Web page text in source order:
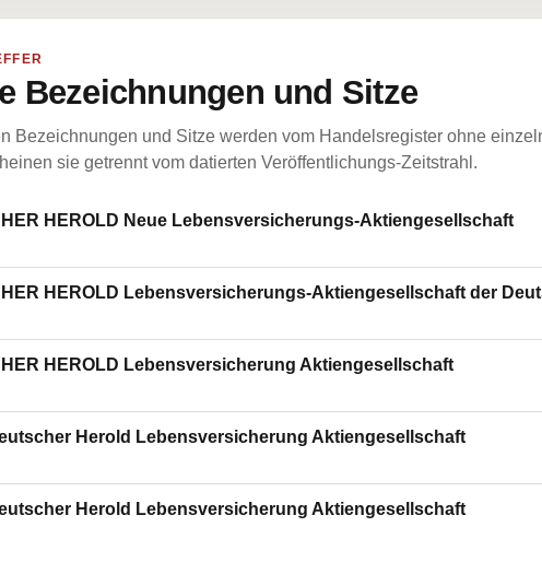
Bezeichnungen und Sitze
Bezeichnungen und Sitze werden vom Handelsregister ohne
sie getrennt vom datierten Veröffentlichungs-Zeitstrahl.
HEROLD Neue Lebensversicherungs-Aktiengesellschaft
HEROLD Lebensversicherungs-Aktiengesellschaft der
HEROLD Lebensversicherung Aktiengesellschaft
Herold Lebensversicherung Aktiengesellschaft
Herold Lebensversicherung Aktiengesellschaft